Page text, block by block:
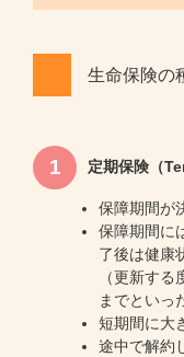
生命保険の
1 定期保険（
保障期間が
保障期間に
了後は健康
（更新す
までといっ
短期間に大
途中で解約